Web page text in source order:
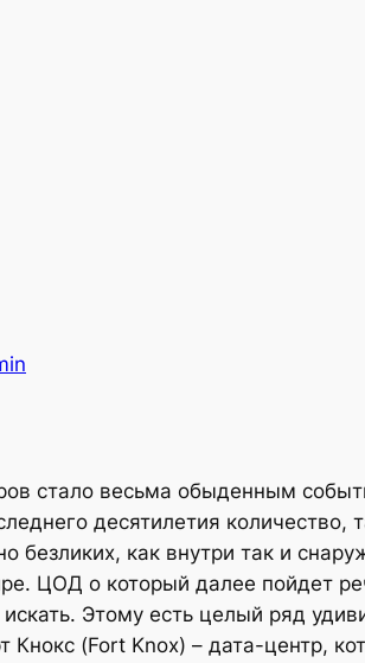
стало весьма обыденным
десятилетия
безликих, как внутри так и
ЦОД о который далее пойдет
Этому есть целый ряд
(Fort Knox) – дата-центр,